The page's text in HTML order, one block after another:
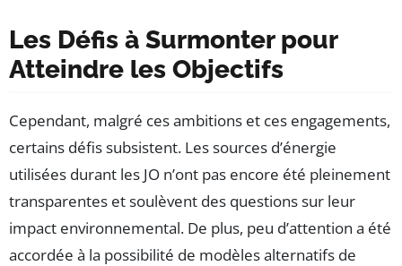
Les Défis à Surmonter pour
Atteindre les Objectifs
Cependant, malgré ces ambitions et ces engagements,
certains défis subsistent. Les sources d’énergie
utilisées durant les JO n’ont pas encore été pleinement
transparentes et soulèvent des questions sur leur
impact environnemental. De plus, peu d’attention a été
accordée à la possibilité de modèles alternatifs de